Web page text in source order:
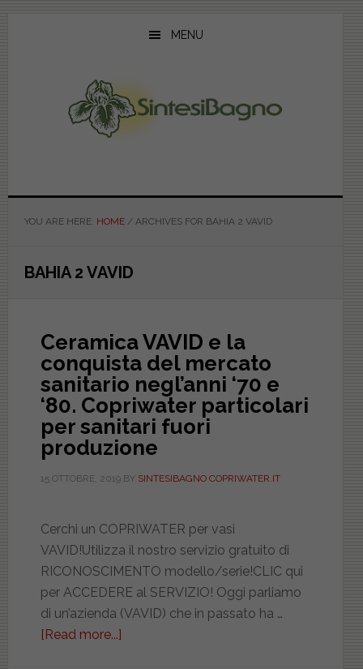
MENU
YOU ARE HERE: HOME /ARCHIVES FOR BAHIA 2 VAVID
BAHIA 2 VAVID
Ceramica VAVID e la
conquista del mercato
sanitario negl’anni ‘70 e
‘80. Copriwater particolari
per sanitari fuori
produzione
15 OTTOBRE, 2019BY SINTESIBAGNO COPRIWATER.IT
Cerchi un COPRIWATER per vasi
VAVID!Utilizza il nostro servizio gratuito di
RICONOSCIMENTO modello/serie!CLIC qui
per ACCEDERE al SERVIZIO! Oggi parliamo
di un’azienda (VAVID) che in passato ha …
[Read more...]